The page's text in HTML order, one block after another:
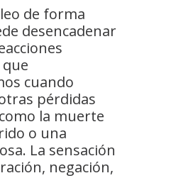
de forma
desencadenar
cuando
pérdidas
la muerte
o una
La sensación
negación,